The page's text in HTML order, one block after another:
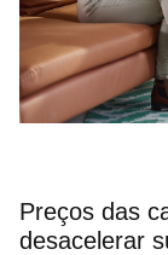
Preços das
desacelerar